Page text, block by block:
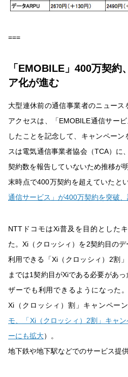
===
「EMOBILE」400万契約
ア化が進む
大型連休前の通信事業者のニュース
アクセスは、「EMOBILE通信サー
したことを記念して、キャンペー
スは電気通信事業者協会（TCA）に
契約数を報告していないため推移が
末時点で400万契約を超えていたと
通信サービス」が400万契約を突破
NTTドコモはXi普及を目的とした
た。Xi（クロッシィ）を2契約目の
利用できる「Xi（クロッシィ）2割
までは1契約目がXiである必要があ
ザーでも利用できるようになった
Xi（クロッシィ）割」キャンペー
モ、「Xi（クロッシィ）2割」キャ
ーにも拡大）。
地下鉄や地下駅などでのサービス提